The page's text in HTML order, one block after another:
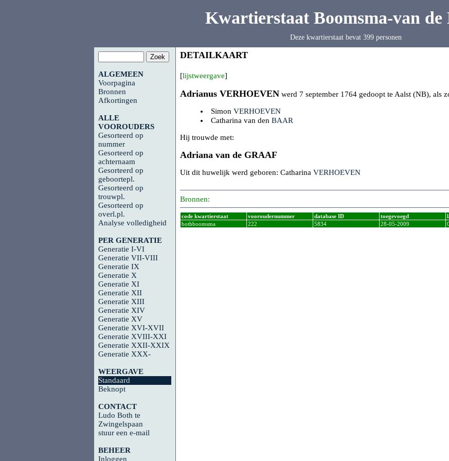
Kwartierstaat Boomsma-van de
Deze kwartierstaat bevat 399 personen
ALGEMEEN
Voorpagina
Bronnen
Afkortingen
ALLE
VOOROUDERS
Gesorteerd op
nummer
Gesorteerd op
achternaam
Gesorteerd op
geboortepl.
Gesorteerd op
trouwpl.
Gesorteerd op
overl.pl.
Analyse volledigheid
PER GENERATIE
Generatie I-VI
Generatie VII-VIII
Generatie IX
Generatie X
Generatie XI
Generatie XII
Generatie XIII
Generatie XIV
Generatie XV
Generatie XVI-XVII
Generatie XVIII-XXI
Generatie XXII-XXIX
Generatie XXX-
WEERGAVE
Standaard
Beknopt
CONTACT
Ludo Both te
Zwingelspaan
stuur een e-mail
BEHEER
Inloggen
DETAILKAART
[lijstweergave]
Adrianus VERHOEVEN werd 7 september 1764 gedoopt te Aalst (NB), als
Simon VERHOEVEN
Catharina van den BAAR
Hij trouwde met:
Adriana van de GRAAF
Uit dit huwelijk werd geboren: Catharina VERHOEVEN
Bronnen:
code kwartierstaat vooroudernummer database ID toegevoegd
bothboomsma
222 5834 28-05-2009